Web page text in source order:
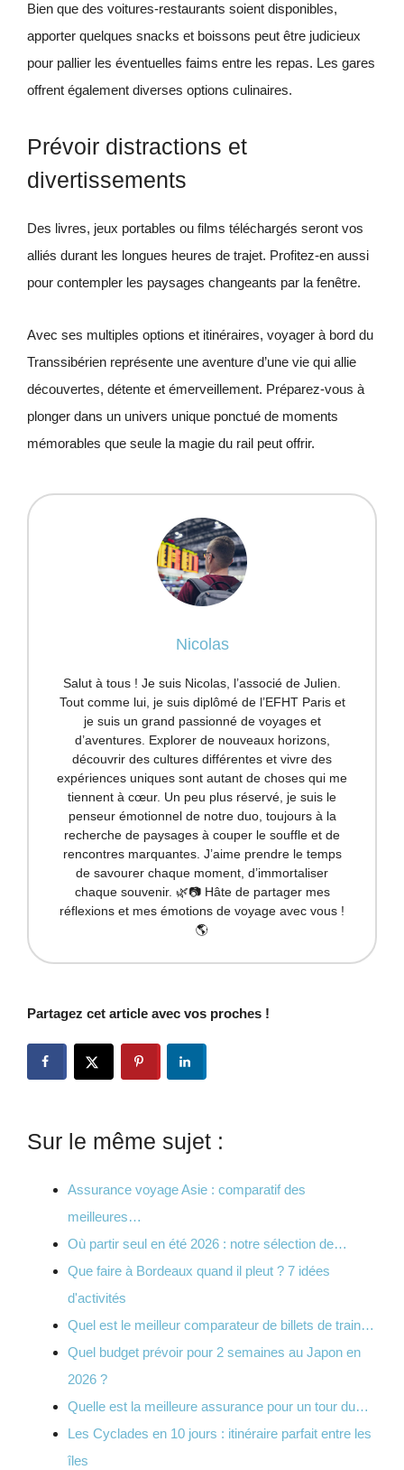
Bien que des voitures-restaurants soient disponibles,
apporter quelques snacks et boissons peut être judicieux
pour pallier les éventuelles faims entre les repas. Les gares
offrent également diverses options culinaires.
Prévoir distractions et
divertissements
Des livres, jeux portables ou films téléchargés seront vos
alliés durant les longues heures de trajet. Profitez-en aussi
pour contempler les paysages changeants par la fenêtre.
Avec ses multiples options et itinéraires, voyager à bord du
Transsibérien représente une aventure d’une vie qui allie
découvertes, détente et émerveillement. Préparez-vous à
plonger dans un univers unique ponctué de moments
mémorables que seule la magie du rail peut offrir.
Nicolas
Salut à tous ! Je suis Nicolas, l’associé de Julien.
Tout comme lui, je suis diplômé de l’EFHT Paris et
je suis un grand passionné de voyages et
d’aventures. Explorer de nouveaux horizons,
découvrir des cultures différentes et vivre des
expériences uniques sont autant de choses qui me
tiennent à cœur. Un peu plus réservé, je suis le
penseur émotionnel de notre duo, toujours à la
recherche de paysages à couper le souffle et de
rencontres marquantes. J’aime prendre le temps
de savourer chaque moment, d’immortaliser
chaque souvenir. 🌿📷 Hâte de partager mes
réflexions et mes émotions de voyage avec vous !
🌎
Partagez cet article avec vos proches !
Sur le même sujet :
Assurance voyage Asie : comparatif des
meilleures…
Où partir seul en été 2026 : notre sélection de…
Que faire à Bordeaux quand il pleut ? 7 idées
d'activités
Quel est le meilleur comparateur de billets de train…
Quel budget prévoir pour 2 semaines au Japon en
2026 ?
Quelle est la meilleure assurance pour un tour du…
Les Cyclades en 10 jours : itinéraire parfait entre les
îles